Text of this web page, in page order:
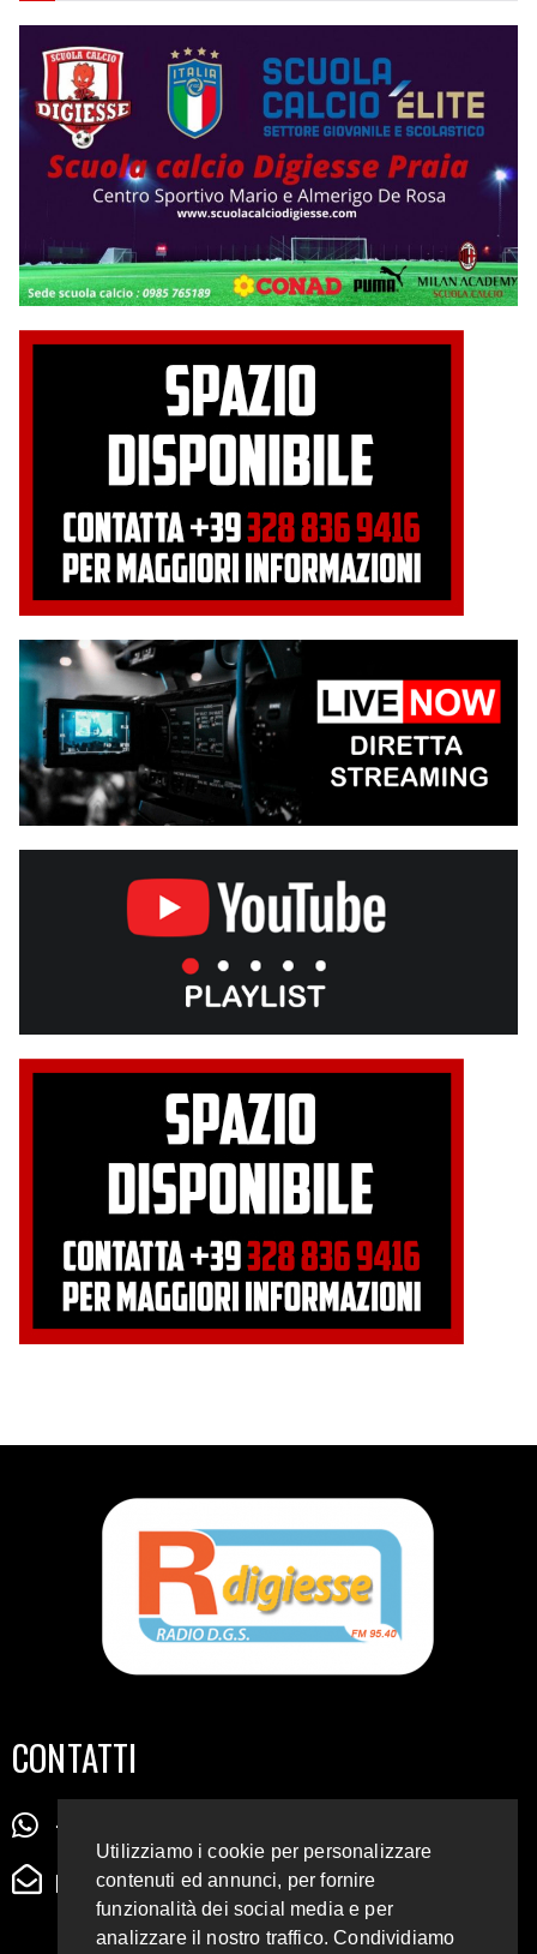
CONTATTI
+39 345 72 72 88 5
radiodigiesse@gmail.com
Utilizziamo i cookie per personalizzare
contenuti ed annunci, per fornire
funzionalità dei social media e per
analizzare il nostro traffico. Condividiamo